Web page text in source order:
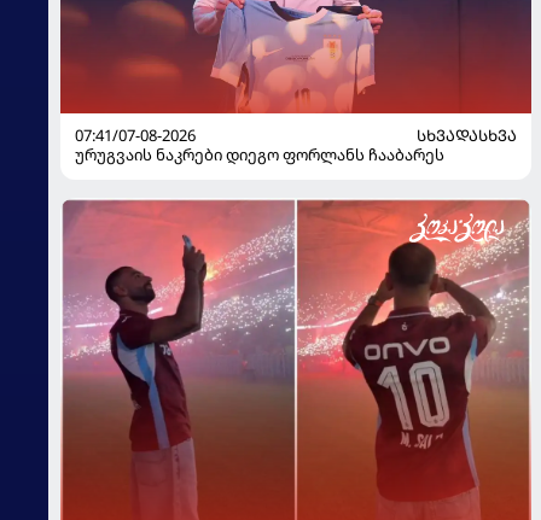
07:41/07-08-2026
ᲡᲮᲕᲐᲓᲐᲡᲮᲕᲐ
ურუგვაის ნაკრები დიეგო ფორლანს ჩააბარეს